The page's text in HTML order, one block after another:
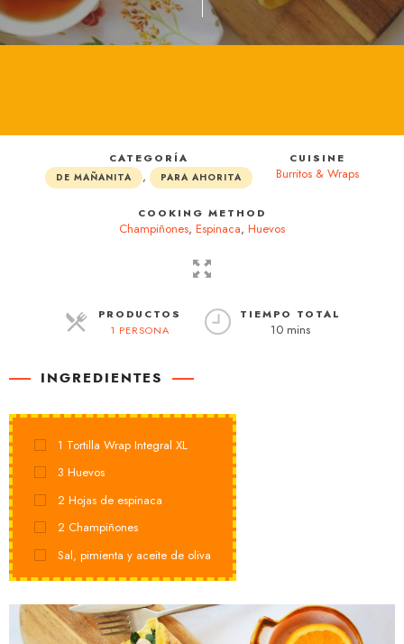
CATEGORÍA
DE MAÑANITA , PARA AHORITA
CUISINE
Burritos & Wraps
COOKING METHOD
Champiñones, Espinaca, Huevos
PRODUCTOS
1 PERSONA
TIEMPO TOTAL
10 mins
INGREDIENTES
1 Tortilla Wrap Integral XL
3 Huevos
2 Hojas de espinaca
2 Champiñones
Sal, pimienta y aceite de oliva